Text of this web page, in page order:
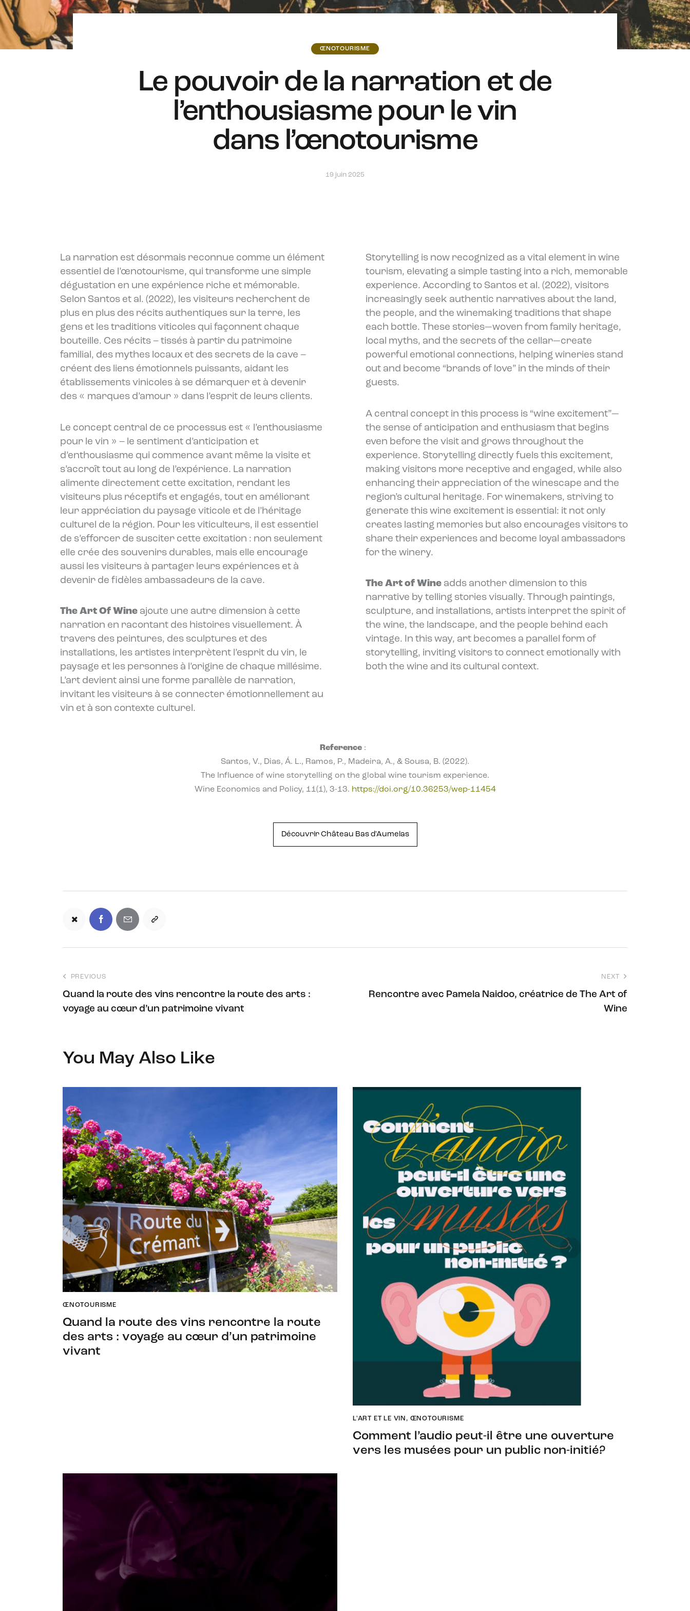
ŒNOTOURISME
Le pouvoir de la narration et de
l’enthousiasme pour le vin
dans l’œnotourisme
19 juin 2025
La narration est désormais reconnue comme un élément
essentiel de l’œnotourisme, qui transforme une simple
dégustation en une expérience riche et mémorable.
Selon Santos et al. (2022), les visiteurs recherchent de
plus en plus des récits authentiques sur la terre, les
gens et les traditions viticoles qui façonnent chaque
bouteille. Ces récits – tissés à partir du patrimoine
familial, des mythes locaux et des secrets de la cave –
créent des liens émotionnels puissants, aidant les
établissements vinicoles à se démarquer et à devenir
des « marques d’amour » dans l’esprit de leurs clients.
Le concept central de ce processus est « l’enthousiasme
pour le vin » – le sentiment d’anticipation et
d’enthousiasme qui commence avant même la visite et
s’accroît tout au long de l’expérience. La narration
alimente directement cette excitation, rendant les
visiteurs plus réceptifs et engagés, tout en améliorant
leur appréciation du paysage viticole et de l’héritage
culturel de la région. Pour les viticulteurs, il est essentiel
de s’efforcer de susciter cette excitation : non seulement
elle crée des souvenirs durables, mais elle encourage
aussi les visiteurs à partager leurs expériences et à
devenir de fidèles ambassadeurs de la cave.
The Art Of Wine ajoute une autre dimension à cette
narration en racontant des histoires visuellement. À
travers des peintures, des sculptures et des
installations, les artistes interprètent l’esprit du vin, le
paysage et les personnes à l’origine de chaque millésime.
L’art devient ainsi une forme parallèle de narration,
invitant les visiteurs à se connecter émotionnellement au
vin et à son contexte culturel.
Storytelling is now recognized as a vital element in wine
tourism, elevating a simple tasting into a rich, memorable
experience. According to Santos et al. (2022), visitors
increasingly seek authentic narratives about the land,
the people, and the winemaking traditions that shape
each bottle. These stories—woven from family heritage,
local myths, and the secrets of the cellar—create
powerful emotional connections, helping wineries stand
out and become “brands of love” in the minds of their
guests.
A central concept in this process is “wine excitement”—
the sense of anticipation and enthusiasm that begins
even before the visit and grows throughout the
experience. Storytelling directly fuels this excitement,
making visitors more receptive and engaged, while also
enhancing their appreciation of the winescape and the
region’s cultural heritage. For winemakers, striving to
generate this wine excitement is essential: it not only
creates lasting memories but also encourages visitors to
share their experiences and become loyal ambassadors
for the winery.
The Art of Wine adds another dimension to this
narrative by telling stories visually. Through paintings,
sculpture, and installations, artists interpret the spirit of
the wine, the landscape, and the people behind each
vintage. In this way, art becomes a parallel form of
storytelling, inviting visitors to connect emotionally with
both the wine and its cultural context.
Reference :
Santos, V., Dias, Á. L., Ramos, P., Madeira, A., & Sousa, B. (2022).
The Influence of wine storytelling on the global wine tourism experience.
Wine Economics and Policy, 11(1), 3-13. https://doi.org/10.36253/wep-11454
Découvrir Château Bas d'Aumelas
PREVIOUS
Quand la route des vins rencontre la route des arts :
voyage au cœur d’un patrimoine vivant
NEXT
Rencontre avec Pamela Naidoo, créatrice de The Art of
Wine
You May Also Like
ŒNOTOURISME
Quand la route des vins rencontre la route
des arts : voyage au cœur d’un patrimoine
vivant
L'ART ET LE VIN , ŒNOTOURISME
Comment l’audio peut-il être une ouverture
vers les musées pour un public non-initié?